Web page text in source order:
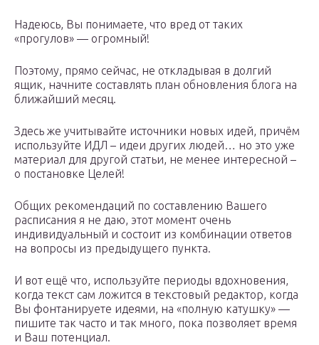
Надеюсь, Вы понимаете, что вред от таких
«прогулов» — огромный!
Поэтому, прямо сейчас, не откладывая в долгий
ящик, начните составлять план обновления блога на
ближайший месяц.
Здесь же учитывайте источники новых идей, причём
используйте ИДЛ – идеи других людей… но это уже
материал для другой статьи, не менее интересной –
о постановке Целей!
Общих рекомендаций по составлению Вашего
расписания я не даю, этот момент очень
индивидуальный и состоит из комбинации ответов
на вопросы из предыдущего пункта.
И вот ещё что, используйте периоды вдохновения,
когда текст сам ложится в текстовый редактор, когда
Вы фонтанируете идеями, на «полную катушку» —
пишите так часто и так много, пока позволяет время
и Ваш потенциал.